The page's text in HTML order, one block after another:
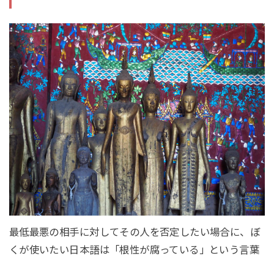
最低最悪の相手に対してその人を否定したい場合に、ぼ
くが使いたい日本語は「根性が腐っている」という言葉